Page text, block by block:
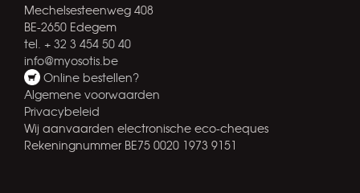
Mechelsesteenweg 408
BE-2650 Edegem
tel. + 32 3 454 50 40
info@myosotis.be
Online bestellen?
Algemene voorwaarden
Privacybeleid
Wij aanvaarden electronische eco-cheques
Rekeningnummer BE75 0020 1973 9151